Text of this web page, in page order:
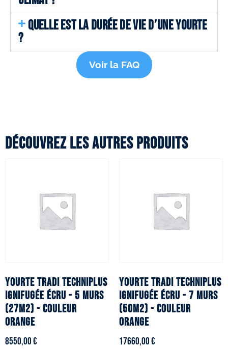
QUELLE EST LA DURÉE DE VIE D’UNE YOURTE
?
Voir la FAQ
Découvrez les autres produits
YOURTE TRADI TECHNIPLUS
ignifugée écru - 5 murs
(27m2) - Couleur
orange
8550,00€
YOURTE TRADI TECHNIPLUS
ignifugée écru - 7 murs
(50m2) - Couleur
orange
17660,00€